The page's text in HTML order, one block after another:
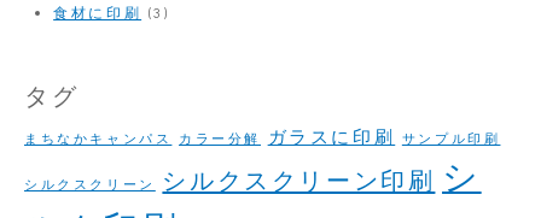
食材に印刷 (3)
タグ
まちなかキャンパス カラー分解 ガラスに印刷 サンプル印刷
シルクスクリーン シルクスクリーン印刷 シ